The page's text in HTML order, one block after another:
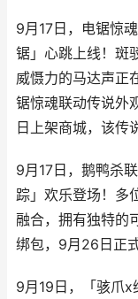
9月17日，电锯惊
锯」心跳上线！斑
威慑力的马达声正
锯惊魂联动传说外
日上架商城，该传
9月17日，鹅鸭杀
踪」欢乐登场！多
融合，拥有独特的
绑包，9月26日正
9月19日，「骇爪x